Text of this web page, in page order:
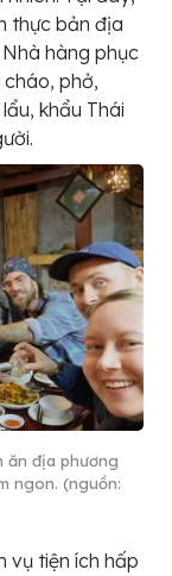
thực bản địa
hàng phục
phở,
khẩu Thái
ăn địa phương
ngon. (nguồn:
vụ tiện ích hấp